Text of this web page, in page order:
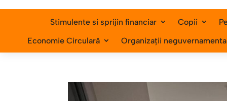
Stimulente si sprijin financiar Copii
Economie Circulară
Organizații